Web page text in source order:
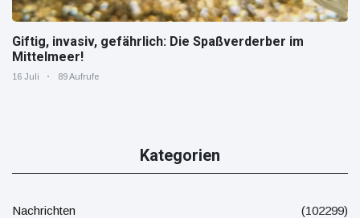
Giftig, invasiv, gefährlich: Die Spaßverderber im
Mittelmeer!
16 Juli 89 Aufrufe
Kategorien
Nachrichten
(102299)